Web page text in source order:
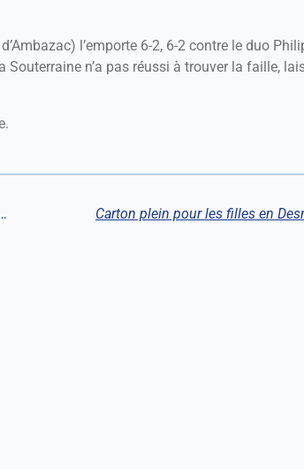
l’emporte 6-2, 6-2 contre le duo
n’a pas réussi à trouver la faille,
division régionale pôle Limoges